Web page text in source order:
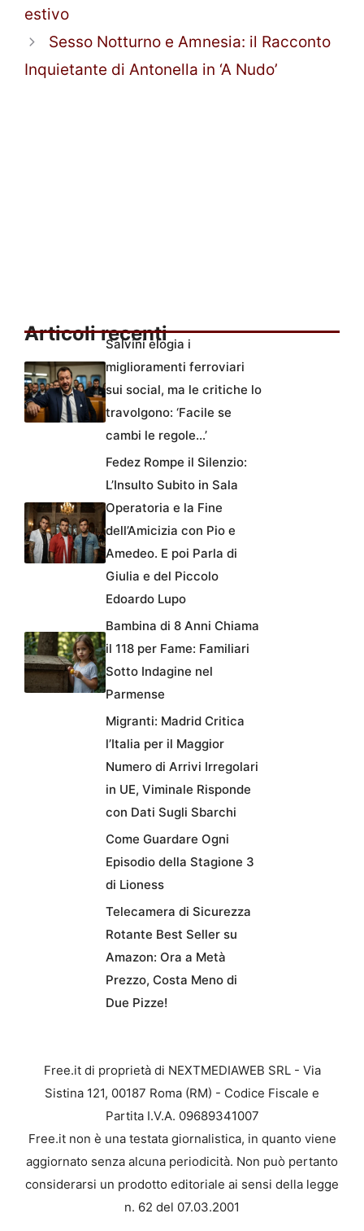
estivo
Sesso Notturno e Amnesia: il Racconto
Inquietante di Antonella in ‘A Nudo’
Articoli recenti
Salvini elogia i
miglioramenti ferroviari
sui social, ma le critiche lo
travolgono: ‘Facile se
cambi le regole…’
Fedez Rompe il Silenzio:
L’Insulto Subito in Sala
Operatoria e la Fine
dell’Amicizia con Pio e
Amedeo. E poi Parla di
Giulia e del Piccolo
Edoardo Lupo
Bambina di 8 Anni Chiama
il 118 per Fame: Familiari
Sotto Indagine nel
Parmense
Migranti: Madrid Critica
l’Italia per il Maggior
Numero di Arrivi Irregolari
in UE, Viminale Risponde
con Dati Sugli Sbarchi
Come Guardare Ogni
Episodio della Stagione 3
di Lioness
Telecamera di Sicurezza
Rotante Best Seller su
Amazon: Ora a Metà
Prezzo, Costa Meno di
Due Pizze!
Free.it di proprietà di NEXTMEDIAWEB SRL - Via
Sistina 121, 00187 Roma (RM) - Codice Fiscale e
Partita I.V.A. 09689341007
Free.it non è una testata giornalistica, in quanto viene
aggiornato senza alcuna periodicità. Non può pertanto
considerarsi un prodotto editoriale ai sensi della legge
n. 62 del 07.03.2001